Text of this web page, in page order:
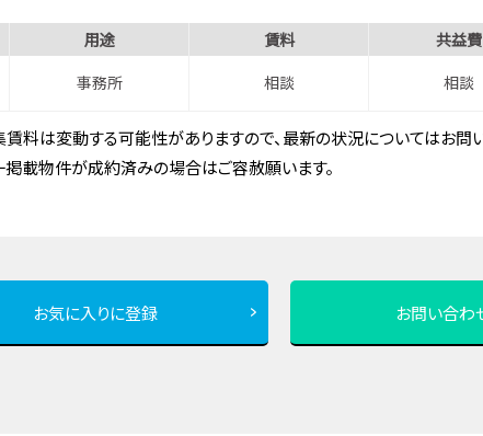
用途 賃料 共益費
事務所 相談 相談
料は変動する可能性がありますので、最新の状況についてはお問い
載物件が成約済みの場合はご容赦願います。
お気に入りに登録 お問い合わ